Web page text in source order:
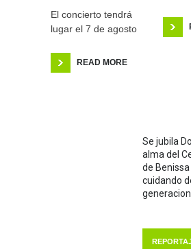
El concierto tendrá
lugar el 7 de agosto
READ MORE
Se jubila
alma del
de
cuidando